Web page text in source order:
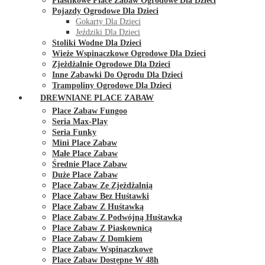
Pojazdy Ogrodowe Dla Dzieci
Gokarty Dla Dzieci
Jeździki Dla Dzieci
Stoliki Wodne Dla Dzieci
Wieże Wspinaczkowe Ogrodowe Dla Dzieci
Zjeżdżalnie Ogrodowe Dla Dzieci
Inne Zabawki Do Ogrodu Dla Dzieci
Trampoliny Ogrodowe Dla Dzieci
DREWNIANE PLACE ZABAW
Place Zabaw Fungoo
Seria Max-Play
Seria Funky
Mini Place Zabaw
Małe Place Zabaw
Średnie Place Zabaw
Duże Place Zabaw
Place Zabaw Ze Zjeżdżalnią
Place Zabaw Bez Huśtawki
Place Zabaw Z Huśtawką
Place Zabaw Z Podwójną Huśtawką
Place Zabaw Z Piaskownicą
Place Zabaw Z Domkiem
Place Zabaw Wspinaczkowe
Place Zabaw Dostępne W 48h